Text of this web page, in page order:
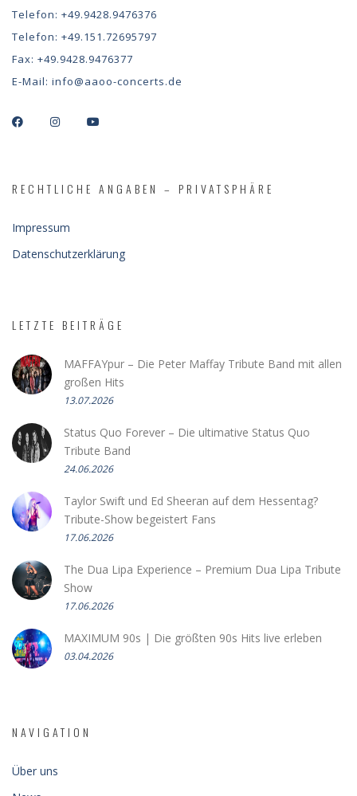
Telefon: +49.9428.9476376
Telefon: +49.151.72695797
Fax: +49.9428.9476377
E-Mail: info@aaoo-concerts.de
RECHTLICHE ANGABEN – PRIVATSPHÄRE
Impressum
Datenschutzerklärung
LETZTE BEITRÄGE
MAFFAYpur – Die Peter Maffay Tribute Band mit allen
großen Hits
13.07.2026
Status Quo Forever – Die ultimative Status Quo
Tribute Band
24.06.2026
Taylor Swift und Ed Sheeran auf dem Hessentag?
Tribute-Show begeistert Fans
17.06.2026
The Dua Lipa Experience – Premium Dua Lipa Tribute
Show
17.06.2026
MAXIMUM 90s | Die größten 90s Hits live erleben
03.04.2026
NAVIGATION
Über uns